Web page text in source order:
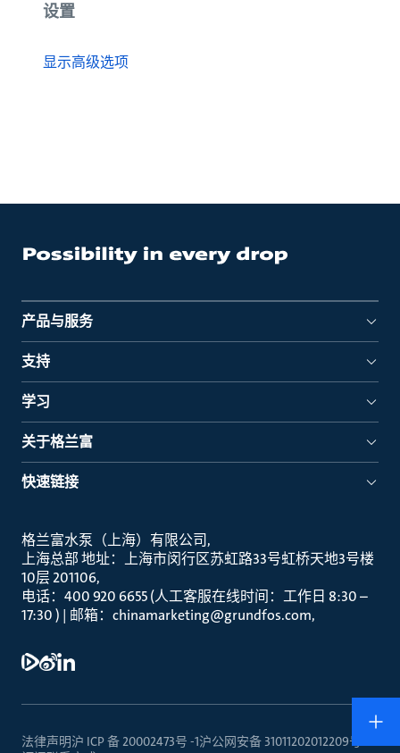
设置
显示高级选项
产品与服务
支持
学习
关于格兰富
快速链接
格兰富水泵（上海）有限公司
上海总部 地址：上海市闵行区苏虹路33号虹桥天地3号楼
10层 201106
电话：400 920 6655 (人工客服在线时间：工作日 8:30 –
17:30 ) | 邮箱：chinamarketing@grundfos.com
法律声明沪 ICP 备 20002473号 -1沪公网安备 31011202012209号